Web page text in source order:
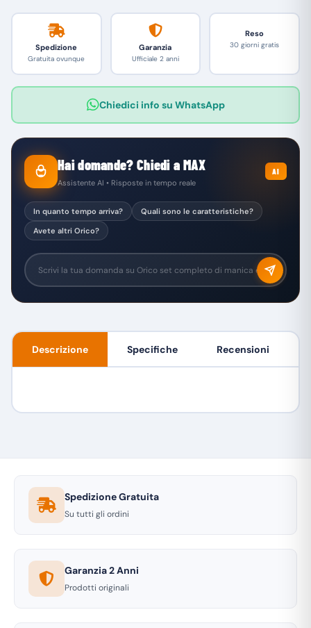
Spedizione
Gratuita ovunque
Garanzia
Ufficiale 2 anni
Reso
30 giorni gratis
Chiedici info su WhatsApp
Hai domande? Chiedi a MAX
Assistente AI • Risposte in tempo reale
AI
In quanto tempo arriva?
Quali sono le caratteristiche?
Avete altri Orico?
Descrizione Specifiche Recensioni
Spedizione Gratuita
Su tutti gli ordini
Garanzia 2 Anni
Prodotti originali